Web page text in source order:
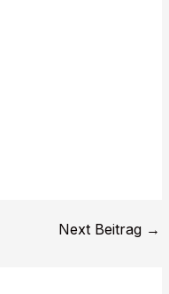
Next Beitrag →